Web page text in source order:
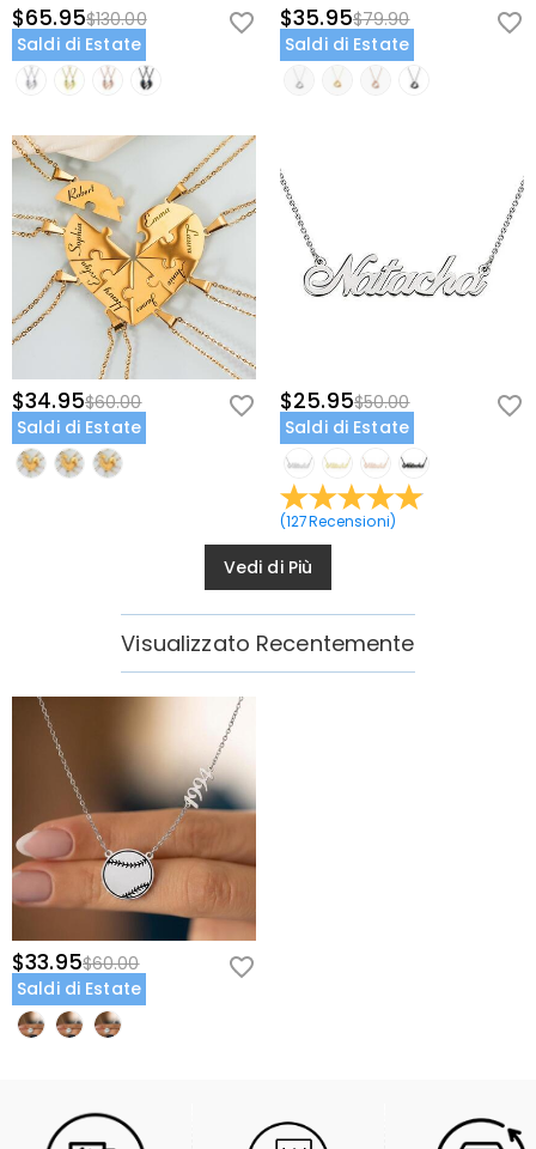
$65.95$130.00
Saldi di Estate
$35.95$79.90
Saldi di Estate
$34.95$60.00
Saldi di Estate
$25.95$50.00
Saldi di Estate
(127Recensioni)
Vedi di Più
Visualizzato Recentemente
$33.95$60.00
Saldi di Estate